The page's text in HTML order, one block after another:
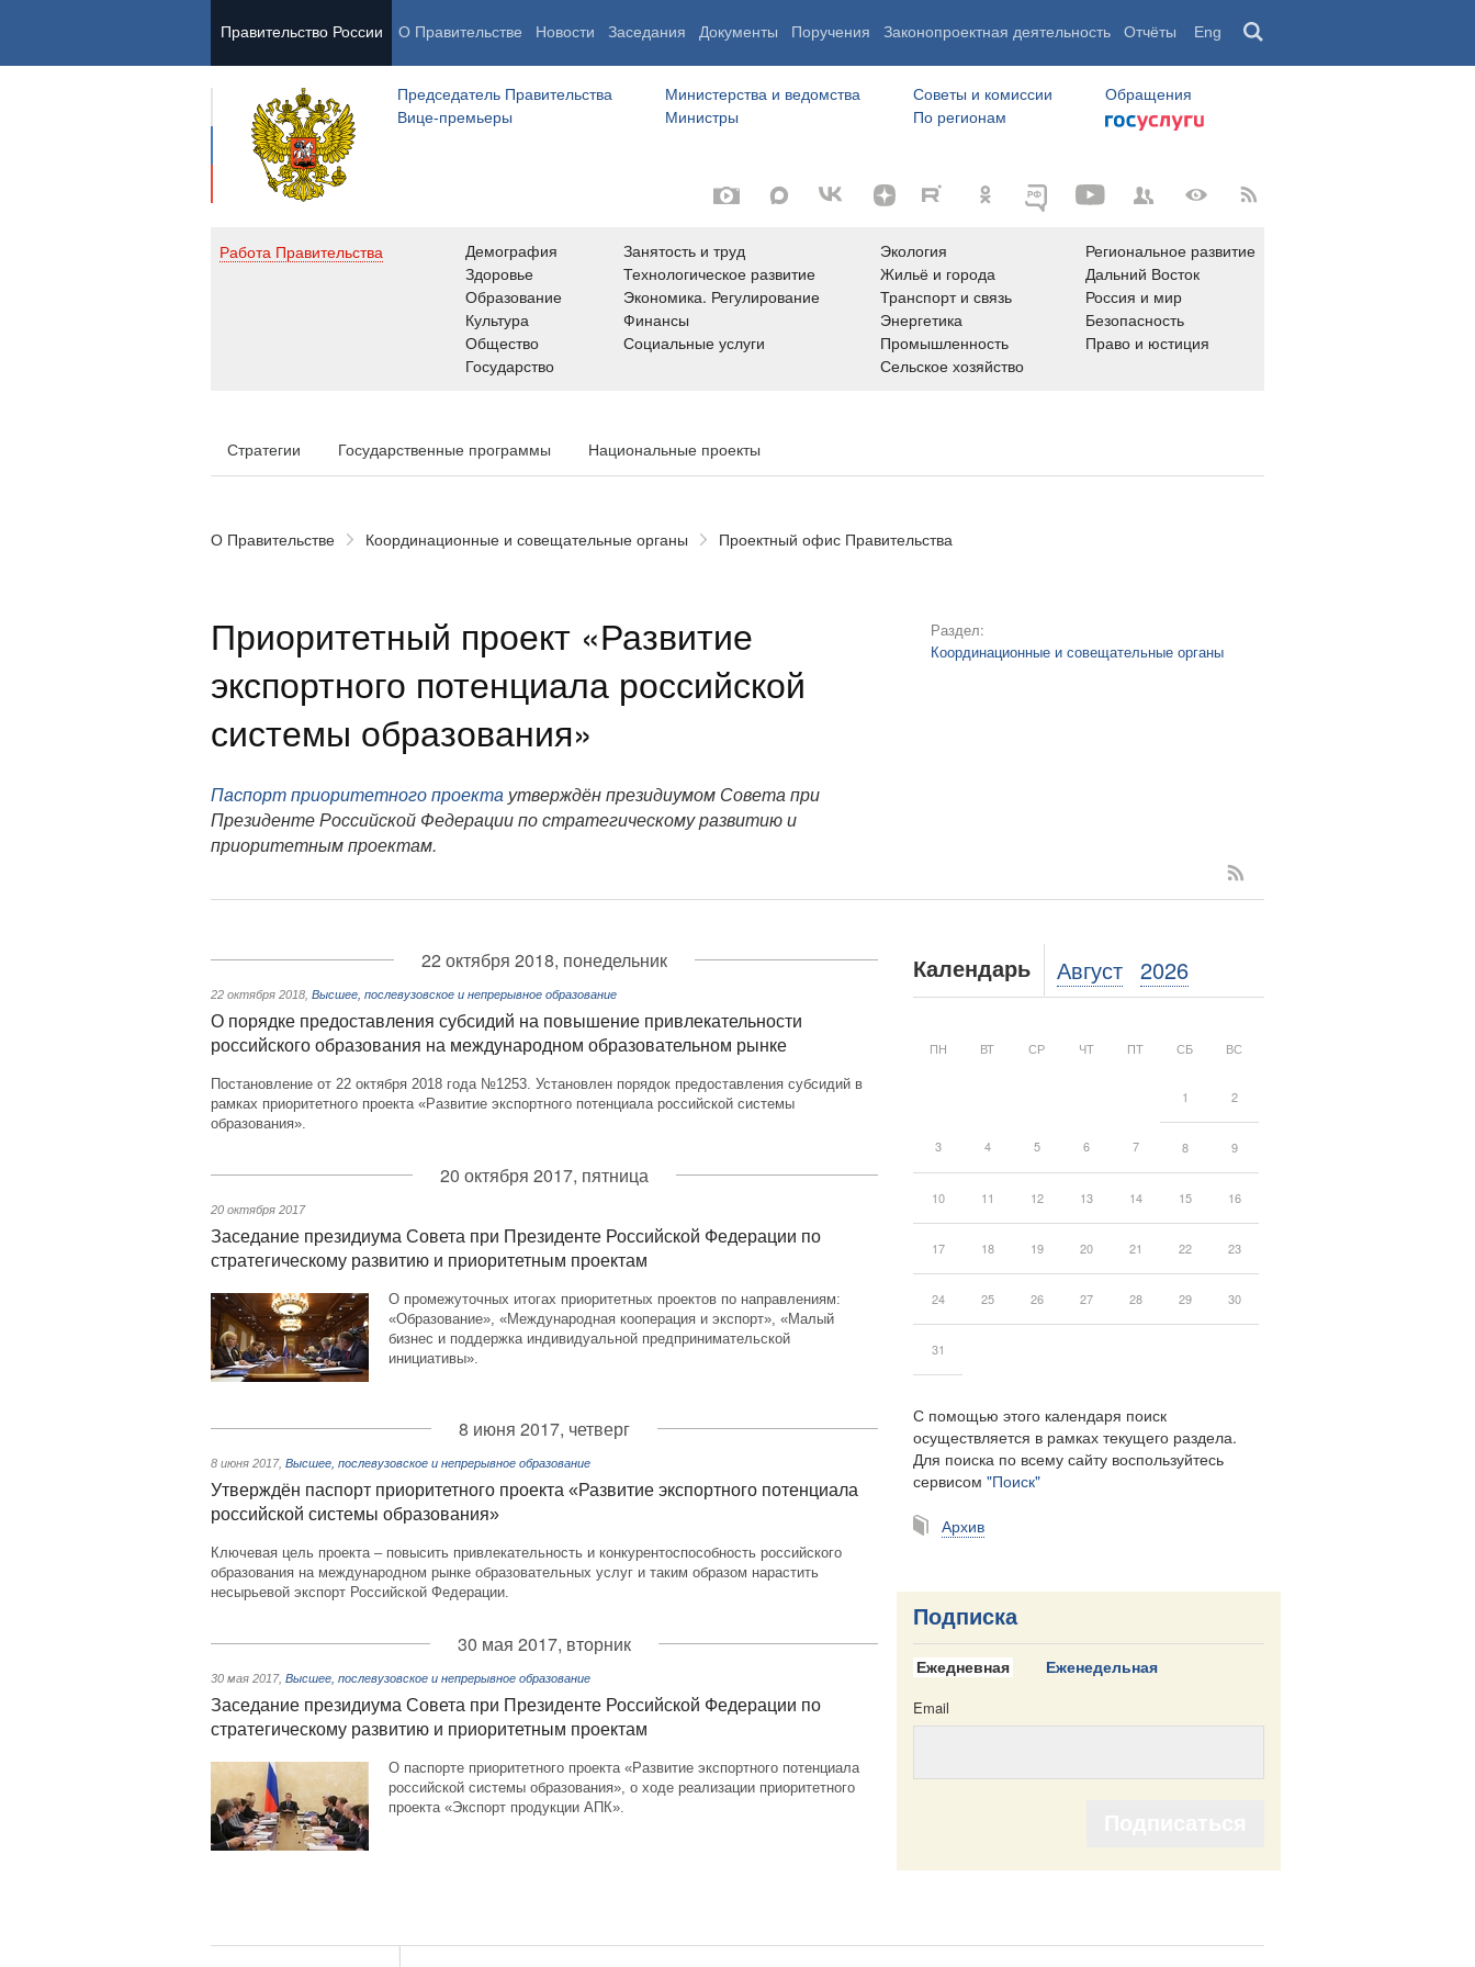
Правительство России О Правительстве Новости Заседания Документы Поручения Законопроектная деятельность Отчёты Eng
Председатель Правительства
Вице-премьеры
Министерства и ведомства
Министры
Советы и комиссии
По регионам
Обращения
Работа Правительства
Демография
Здоровье
Образование
Культура
Общество
Государство
Занятость и труд
Технологическое развитие
Экономика. Регулирование
Финансы
Социальные услуги
Экология
Жильё и города
Транспорт и связь
Энергетика
Промышленность
Сельское хозяйство
Региональное развитие
Дальний Восток
Россия и мир
Безопасность
Право и юстиция
Стратегии Государственные программы Национальные проекты
О Правительстве Координационные и совещательные органы Проектный офис Правительства
Приоритетный проект «Развитие
экспортного потенциала российской
системы образования»
Паспорт приоритетного проекта утверждён президиумом Совета при
Президенте Российской Федерации по стратегическому развитию и
приоритетным проектам.
Раздел:
Координационные и совещательные органы
22 октября 2018, понедельник
22 октября 2018 Высшее, послевузовское и непрерывное образование
О порядке предоставления субсидий на повышение привлекательности
российского образования на международном образовательном рынке
Постановление от 22 октября 2018 года №1253. Установлен порядок предоставления субсидий в
рамках приоритетного проекта «Развитие экспортного потенциала российской системы
образования».
20 октября 2017, пятница
20 октября 2017
Заседание президиума Совета при Президенте Российской Федерации по
стратегическому развитию и приоритетным проектам
О промежуточных итогах приоритетных проектов по направлениям:
«Образование», «Международная кооперация и экспорт», «Малый
бизнес и поддержка индивидуальной предпринимательской
инициативы».
8 июня 2017, четверг
8 июня 2017, Высшее, послевузовское и непрерывное образование
Утверждён паспорт приоритетного проекта «Развитие экспортного потенциала
российской системы образования»
Ключевая цель проекта – повысить привлекательность и конкурентоспособность российского
образования на международном рынке образовательных услуг и таким образом нарастить
несырьевой экспорт Российской Федерации.
30 мая 2017, вторник
30 мая 2017, Высшее, послевузовское и непрерывное образование
Заседание президиума Совета при Президенте Российской Федерации по
стратегическому развитию и приоритетным проектам
О паспорте приоритетного проекта «Развитие экспортного потенциала
российской системы образования», о ходе реализации приоритетного
проекта «Экспорт продукции АПК».
Календарь Август 2026
ПН ВТ СР ЧТ ПТ СБ ВС
1 2
3 4 5 6 7 8 9
10 11 12 13 14 15 16
17 18 19 20 21 22 23
24 25 26 27 28 29 30
31
С помощью этого календаря поиск
осуществляется в рамках текущего раздела.
Для поиска по всему сайту воспользуйтесь
сервисом "Поиск"
Архив
Подписка
Ежедневная Еженедельная
Email